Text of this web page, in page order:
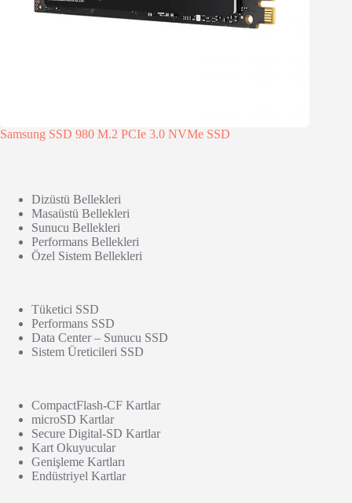
Samsung SSD 980 M.2 PCIe 3.0 NVMe SSD
Dizüstü Bellekleri
Masaüstü Bellekleri
Sunucu Bellekleri
Performans Bellekleri
Özel Sistem Bellekleri
Tüketici SSD
Performans SSD
Data Center – Sunucu SSD
Sistem Üreticileri SSD
CompactFlash-CF Kartlar
microSD Kartlar
Secure Digital-SD Kartlar
Kart Okuyucular
Genişleme Kartları
Endüstriyel Kartlar